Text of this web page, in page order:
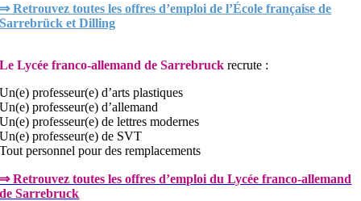
⇒ Retrouvez toutes les offres d’emploi de l’École française de
Sarrebrück et Dilling
Le Lycée franco-allemand de Sarrebruck recrute :
Un(e) professeur(e) d’arts plastiques
Un(e) professeur(e) d’allemand
Un(e) professeur(e) de lettres modernes
Un(e) professeur(e) de SVT
Tout personnel pour des remplacements
⇒ Retrouvez toutes les offres d’emploi du Lycée franco-allemand
de Sarrebruck